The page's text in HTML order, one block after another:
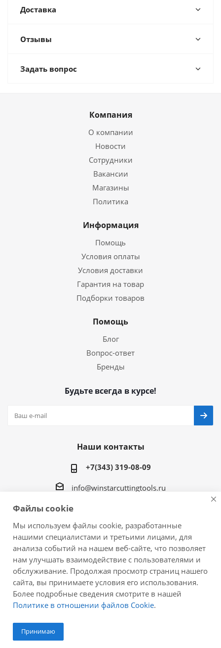
Доставка
Отзывы
Задать вопрос
Компания
О компании
Новости
Сотрудники
Вакансии
Магазины
Политика
Информация
Помощь
Условия оплаты
Условия доставки
Гарантия на товар
Подборки товаров
Помощь
Блог
Вопрос-ответ
Бренды
Будьте всегда в курсе!
Наши контакты
+7(343) 319-08-09
info@winstarcuttingtools.ru
г.Екатеринбург ул. Фурманова 109, офис 604
2026 © Winstar Cutting Technologies Corp. - интернет-
магазин металлорежущего инструмента
Файлы cookie
Мы используем файлы cookie, разработанные
нашими специалистами и третьими лицами, для
анализа событий на нашем веб-сайте, что позволяет
нам улучшать взаимодействие с пользователями и
обслуживание. Продолжая просмотр страниц нашего
сайта, вы принимаете условия его использования.
Более подробные сведения смотрите в нашей
Политике в отношении файлов Cookie.
Принимаю